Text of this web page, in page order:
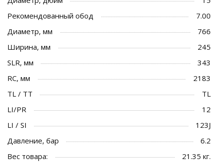
Рекомендованный обод
7.00
Диаметр, мм
766
Ширина, мм
245
SLR, мм
343
RC, мм
2183
TL / TT
TL
LI/PR
12
LI / SI
123J
Давление, бар
6.2
Вес товара:
21.35 кг.